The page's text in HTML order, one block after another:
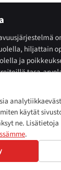
hiljattain
ja
tasa-
on rakentanut
WAD-
jää
jättämistä
käytät
ne. Lisätietoja
.